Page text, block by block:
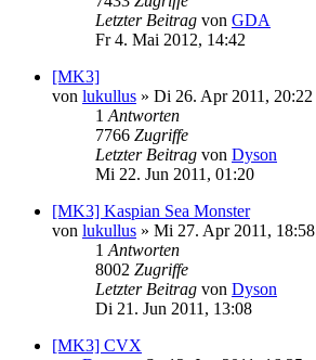
Letzter Beitrag von GDA
Fr 4. Mai 2012, 14:42
[MK3]
von lukullus » Di 26. Apr 2011, 20:22
1 Antworten
7766 Zugriffe
Letzter Beitrag von Dyson
Mi 22. Jun 2011, 01:20
[MK3] Kaspian Sea Monster
von lukullus » Mi 27. Apr 2011, 18:58
1 Antworten
8002 Zugriffe
Letzter Beitrag von Dyson
Di 21. Jun 2011, 13:08
[MK3] CVX